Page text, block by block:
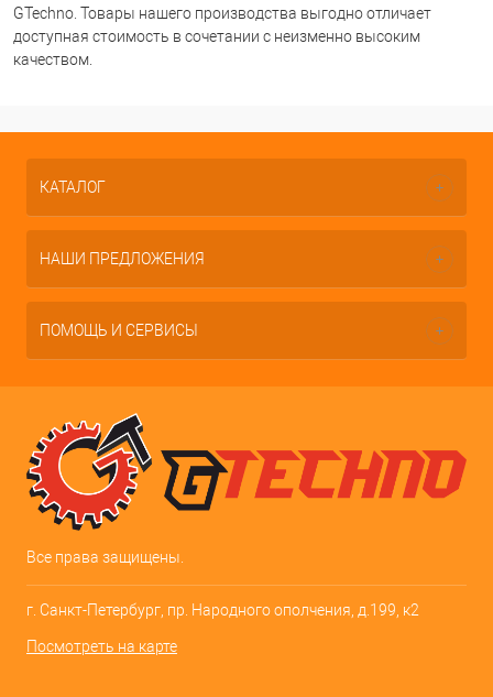
GTechno. Товары нашего производства выгодно отличает
доступная стоимость в сочетании с неизменно высоким
качеством.
КАТАЛОГ
НАШИ ПРЕДЛОЖЕНИЯ
ПОМОЩЬ И СЕРВИСЫ
Все права защищены.
г. Санкт-Петербург, пр. Народного ополчения, д.199, к2
Посмотреть на карте